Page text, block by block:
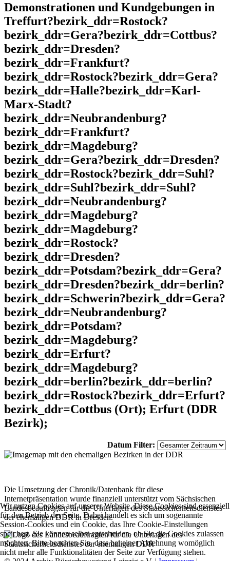
Demonstrationen und Kundgebungen in
Treffurt?bezirk_ddr=Rostock?
bezirk_ddr=Gera?bezirk_ddr=Cottbus?
bezirk_ddr=Dresden?
bezirk_ddr=Frankfurt?
bezirk_ddr=Rostock?bezirk_ddr=Gera?
bezirk_ddr=Halle?bezirk_ddr=Karl-
Marx-Stadt?
bezirk_ddr=Neubrandenburg?
bezirk_ddr=Frankfurt?
bezirk_ddr=Magdeburg?
bezirk_ddr=Gera?bezirk_ddr=Dresden?
bezirk_ddr=Rostock?bezirk_ddr=Suhl?
bezirk_ddr=Suhl?bezirk_ddr=Suhl?
bezirk_ddr=Neubrandenburg?
bezirk_ddr=Magdeburg?
bezirk_ddr=Magdeburg?
bezirk_ddr=Rostock?
bezirk_ddr=Dresden?
bezirk_ddr=Potsdam?bezirk_ddr=Gera?
bezirk_ddr=Dresden?bezirk_ddr=berlin?
bezirk_ddr=Schwerin?bezirk_ddr=Gera?
bezirk_ddr=Neubrandenburg?
bezirk_ddr=Potsdam?
bezirk_ddr=Magdeburg?
bezirk_ddr=Erfurt?
bezirk_ddr=Magdeburg?
bezirk_ddr=berlin?bezirk_ddr=berlin?
bezirk_ddr=Rostock?bezirk_ddr=Erfurt?
bezirk_ddr=Cottbus (Ort); Erfurt (DDR
Bezirk);
Datum Filter:
Die Umsetzung der Chronik/Datenbank für diese
Internetpräsentation wurde finanziell unterstützt vom Sächsischen
Landesbeauftragten für die Unterlagen des Staatssicherheitsdienstes
der ehemaligen DDR in Dresden.
Wir nutzen Cookies auf unserer Website. Diese Cookies sind essenziell
für den Betrieb der Seite. Dabei handelt es sich um sogenannte
Session-Cookies und ein Cookie, das Ihre Cookie-Einstellungen
speichert. Sie können selbst entscheiden, ob Sie die Cookies zulassen
möchten. Bitte beachten Sie, dass bei einer Ablehnung womöglich
nicht mehr alle Funktionalitäten der Seite zur Verfügung stehen.